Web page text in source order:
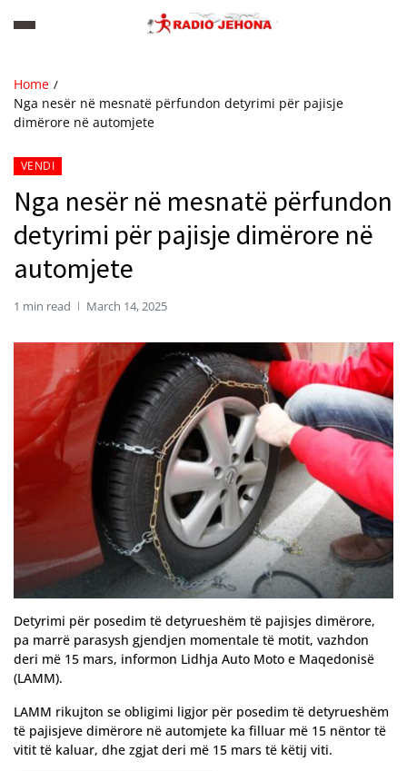
Home
Nga nesër në mesnatë përfundon detyrimi për pajisje
dimërore në automjete
VENDI
Nga nesër në mesnatë përfundon
detyrimi për pajisje dimërore në
automjete
1 min read March 14, 2025
Detyrimi për posedim të detyrueshëm të pajisjes dimërore,
pa marrë parasysh gjendjen momentale të motit, vazhdon
deri më 15 mars, informon Lidhja Auto Moto e Maqedonisë
(LAMM).
LAMM rikujton se obligimi ligjor për posedim të detyrueshëm
të pajisjeve dimërore në automjete ka filluar më 15 nëntor të
vitit të kaluar, dhe zgjat deri më 15 mars të këtij viti.